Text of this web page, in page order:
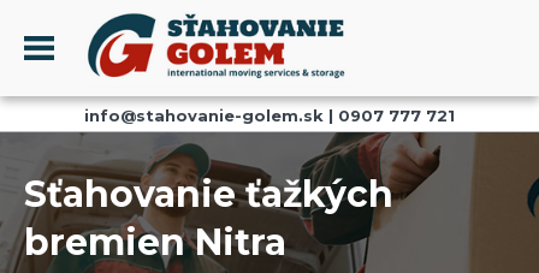
Menu
PROFIL
SŤAHOVANIE - SŤAHOVACIE SLUŽBY
DOPRAVA - DOPRAVNÉ SLUŽBY
AKCIE A ZĽAVY
info@stahovanie-golem.sk | 0907 777 721
Sťahovanie ťažkých
bremien Nitra